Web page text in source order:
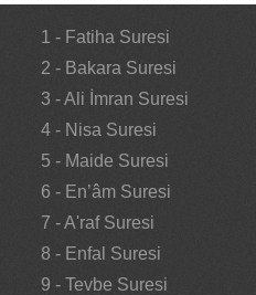
1 - Fatiha Suresi
2 - Bakara Suresi
3 - Ali İmran Suresi
4 - Nisa Suresi
5 - Maide Suresi
6 - En’âm Suresi
7 - A'raf Suresi
8 - Enfal Suresi
9 - Tevbe Suresi